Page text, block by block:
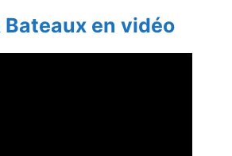
Bateaux en vidéo